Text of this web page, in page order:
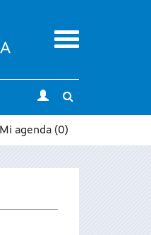
Menu
search
Mi agenda (0)